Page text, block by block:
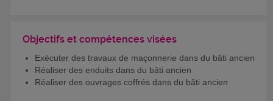
Objectifs et compétences visées
Exécuter des travaux de maçonnerie dans du bâti ancien
Réaliser des enduits dans du bâti ancien
Réaliser des ouvrages coffrés dans du bâti ancien